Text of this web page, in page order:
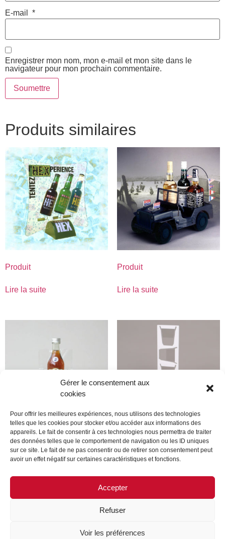
Gérer le consentement aux
cookies
Pour offrir les meilleures expériences, nous utilisons des technologies
telles que les cookies pour stocker et/ou accéder aux informations des
appareils. Le fait de consentir à ces technologies nous permettra de traiter
des données telles que le comportement de navigation ou les ID uniques
sur ce site. Le fait de ne pas consentir ou de retirer son consentement peut
avoir un effet négatif sur certaines caractéristiques et fonctions.
Accepter
Refuser
Voir les préférences
E-mail *
Enregistrer mon nom, mon e-mail et mon site dans le
navigateur pour mon prochain commentaire.
Produits similaires
Produit
Lire la suite
Produit
Lire la suite
Produit
Lire la suite
Produit
Lire la suite